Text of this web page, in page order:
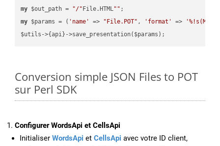
my $out_path = "/" File.HTML""
my $params = ( 'name' => "File.POT" , 'format' =>
Conversion simple JSON Files to POT
sur Perl SDK
Configurer WordsApi et CellsApi
Initialiser WordsApi et CellsApi avec votre ID client,